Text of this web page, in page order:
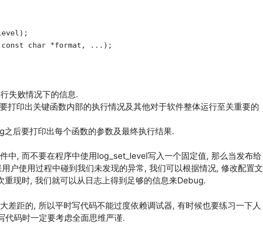
char *format, ...);
失败情况下的信息.
打印出关键函数内部的执行情况及其他对于软件整体运行至关重要的
后要打印出每个函数的参数及最终执行结果.
中, 而不要在程序中使用log_set_level写入一个固定值, 那么当发布给
户使用过程中碰到我们未发现的异常, 我们可以根据情况, 修改配置文
重现时, 我们就可以从日志上得到足够的信息来Debug.
差距的, 所以平时写代码不能过度依赖调试器, 有时候也要练习一下人
代码时一定要考虑全面思维严谨.